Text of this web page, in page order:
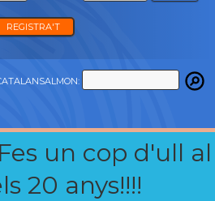
REGISTRA'T
un cop d'ull al
20 anys!!!!